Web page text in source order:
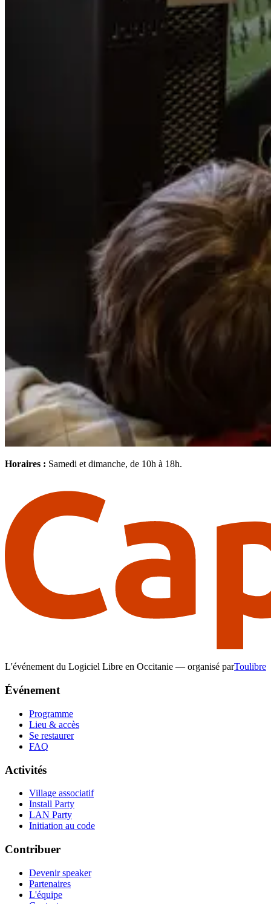
Horaires : Samedi et dimanche, de 10h à 18h.
L'événement du Logiciel Libre en Occitanie — organisé parToulibre
Événement
Programme
Lieu & accès
Se restaurer
FAQ
Activités
Village associatif
Install Party
LAN Party
Initiation au code
Contribuer
Devenir speaker
Partenaires
L'équipe